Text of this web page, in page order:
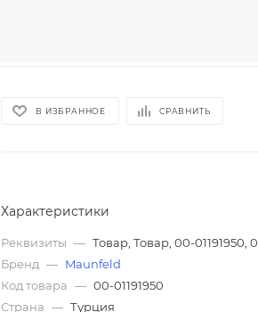
В ИЗБРАННОЕ СРАВНИТЬ
Характеристики
Реквизиты — Товар, Товар, 00-01191950, 0
Бренд — Maunfeld
Код товара — 00-01191950
Страна — Турция